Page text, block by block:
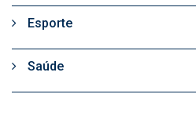
Esporte
Saúde